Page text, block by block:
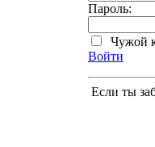
Пароль:
Чужой
Войти
Если ты